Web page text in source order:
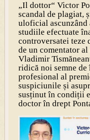
„Il dottor“ Victor
scandal de plagiat,
uloficial
studiile efectuate
controversatei teze
de un comentator
Vladimir
ridică noi semne
profesional al
suspiciunile și
susținut în condiții
doctor în drept